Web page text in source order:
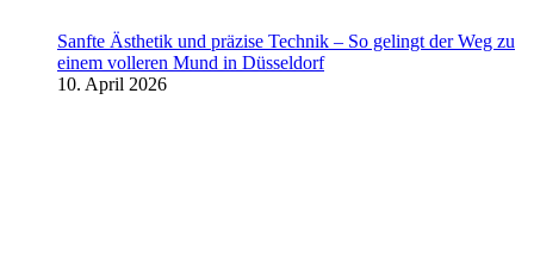
Sanfte Ästhetik und präzise Technik – So gelingt der Weg zu
einem volleren Mund in Düsseldorf
10. April 2026